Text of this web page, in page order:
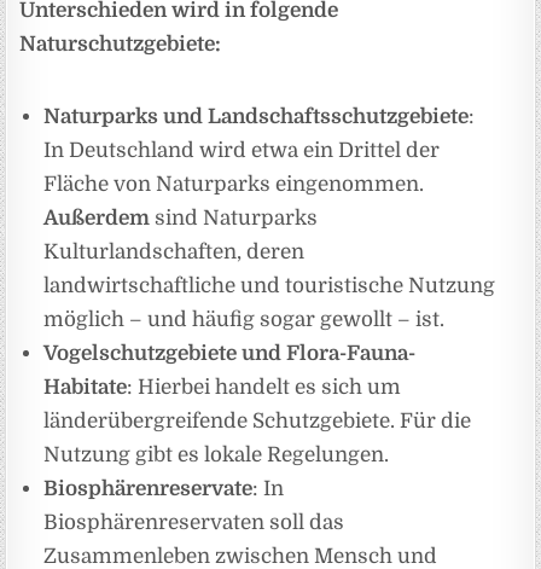
Unterschieden wird in folgende
Naturschutzgebiete:
Naturparks und Landschaftsschutzgebiete:
In Deutschland wird etwa ein Drittel der
Fläche von Naturparks eingenommen.
Außerdem sind Naturparks
Kulturlandschaften, deren
landwirtschaftliche und touristische Nutzung
möglich – und häufig sogar gewollt – ist.
Vogelschutzgebiete und Flora-Fauna-
Habitate: Hierbei handelt es sich um
länderübergreifende Schutzgebiete. Für die
Nutzung gibt es lokale Regelungen.
Biosphärenreservate: In
Biosphärenreservaten soll das
Zusammenleben zwischen Mensch und